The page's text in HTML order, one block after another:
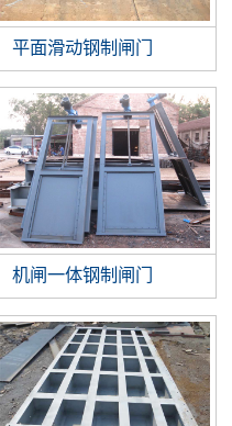
平面滑动钢制闸门
机闸一体钢制闸门